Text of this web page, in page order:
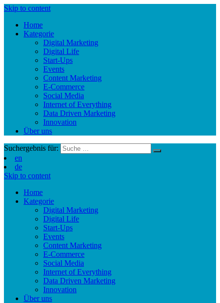
Skip to content
Home
Kategorie
Digital Marketing
Digital Life
Start-Ups
Events
Content Marketing
E-Commerce
Social Media
Internet of Everything
Data Driven Marketing
Innovation
Über uns
Suchergebnis für:
en
de
Skip to content
Home
Kategorie
Digital Marketing
Digital Life
Start-Ups
Events
Content Marketing
E-Commerce
Social Media
Internet of Everything
Data Driven Marketing
Innovation
Über uns